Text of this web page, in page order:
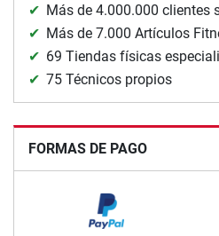
Más de 4.000.000 clientes
Más de 7.000 Artículos
69 Tiendas físicas
75 Técnicos propios
FORMAS DE PAGO